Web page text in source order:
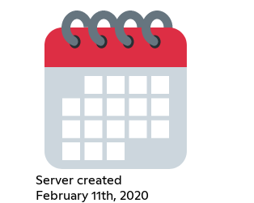
Server created
February 11th, 2020